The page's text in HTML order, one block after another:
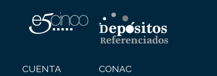
CUENTA
CONAC